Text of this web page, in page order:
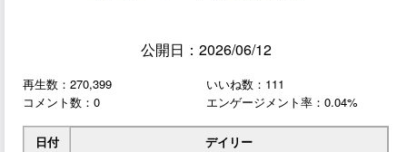
公開日：2026/06/12
再生数：270,399
いいね数：111
コメント数：0
エンゲージメント率：0.04%
日付
デイリー